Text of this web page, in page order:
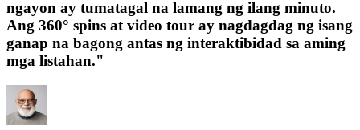
ngayon ay tumatagal na lamang ng ilang minuto.
Ang 360° spins at video tour ay nagdagdag ng isang
ganap na bagong antas ng interaktibidad sa aming
mga listahan."